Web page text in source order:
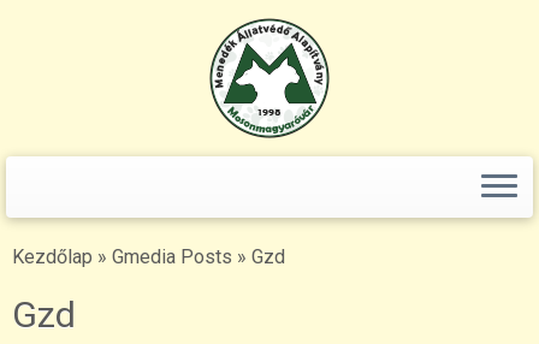
to
Kezdőlap » Gmedia Posts » Gzd
Gzd